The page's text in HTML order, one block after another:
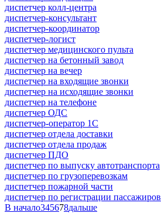
диспетчер колл-центра
диспетчер-консультант
диспетчер-координатор
диспетчер-логист
диспетчер медицинского пульта
диспетчер на бетонный завод
диспетчер на вечер
диспетчер на входящие звонки
диспетчер на исходящие звонки
диспетчер на телефоне
диспетчер ОДС
диспетчер-оператор 1С
диспетчер отдела доставки
диспетчер отдела продаж
диспетчер ПДО
диспетчер по выпуску автотранспорта
диспетчер по грузоперевозкам
диспетчер пожарной части
диспетчер по регистрации пассажиров
В начало345678дальше